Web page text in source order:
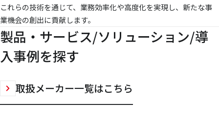
これらの技術を通じて、業務効率化や高度化を実現し、新たな事
業機会の創出に貢献します。
製品・サービス/ソリューション/導
入事例を探す
取扱メーカー一覧はこちら